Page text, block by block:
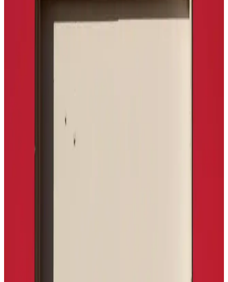
günlük yaşamda vazgeçilmez bir tercih. Konfor ve şıklığı bir araya
getirir, farklı tarzlara uyum sağlar.
tasarımlarıyla yaz aylarında ideal konfor ve stil sağlar. Teknolojik
Nike Wearallday Erkek Günlük Ayakkabıları:
Konfor ve Şıklığın Bir Arada Sunumu
Nike Wearallday erkek ayakkabıları, hafifliği, destek seviyesi ve şık